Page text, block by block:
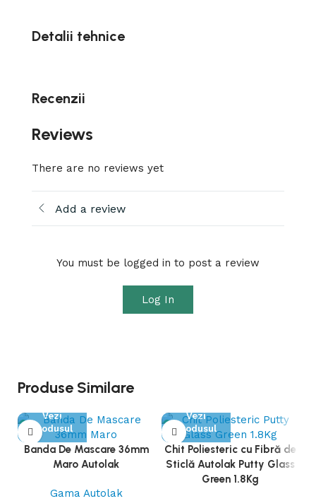
Detalii tehnice
Recenzii
Reviews
There are no reviews yet
Add a review
You must be logged in to post a review
Log In
Produse Similare
Vezi
Produsul
Banda De Mascare 36mm
Maro Autolak
Gama Autolak
Vezi
Produsul
Chit Poliesteric cu Fibră de
Sticlă Autolak Putty Glass
Green 1.8Kg